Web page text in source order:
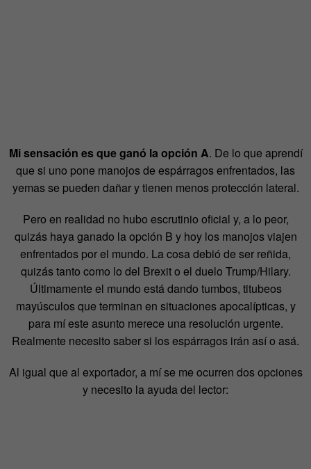
Mi sensación es que ganó la opción A. De lo que aprendí
que si uno pone manojos de espárragos enfrentados, las
yemas se pueden dañar y tienen menos protección lateral.
Pero en realidad no hubo escrutinio oficial y, a lo peor,
quizás haya ganado la opción B y hoy los manojos viajen
enfrentados por el mundo. La cosa debió de ser reñida,
quizás tanto como lo del Brexit o el duelo Trump/Hilary.
Últimamente el mundo está dando tumbos, titubeos
mayúsculos que terminan en situaciones apocalípticas, y
para mí este asunto merece una resolución urgente.
Realmente necesito saber si los espárragos irán así o asá.
Al igual que al exportador, a mí se me ocurren dos opciones
y necesito la ayuda del lector: